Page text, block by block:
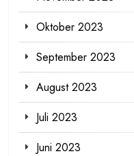
Oktober 2023
September 2023
August 2023
Juli 2023
Juni 2023